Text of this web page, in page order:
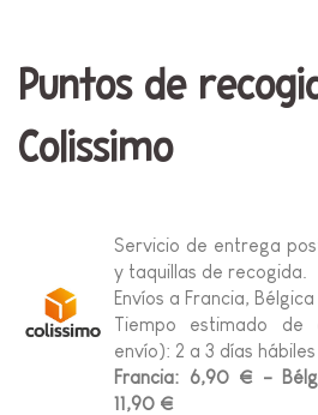
Puntos de
Colissimo
Servicio de entrega
y taquillas de recogida.
Envíos a Francia, Bélgica
Tiempo estimado de
envío): 2 a 3 días hábiles
Francia: 6,90 € -
11,90 €